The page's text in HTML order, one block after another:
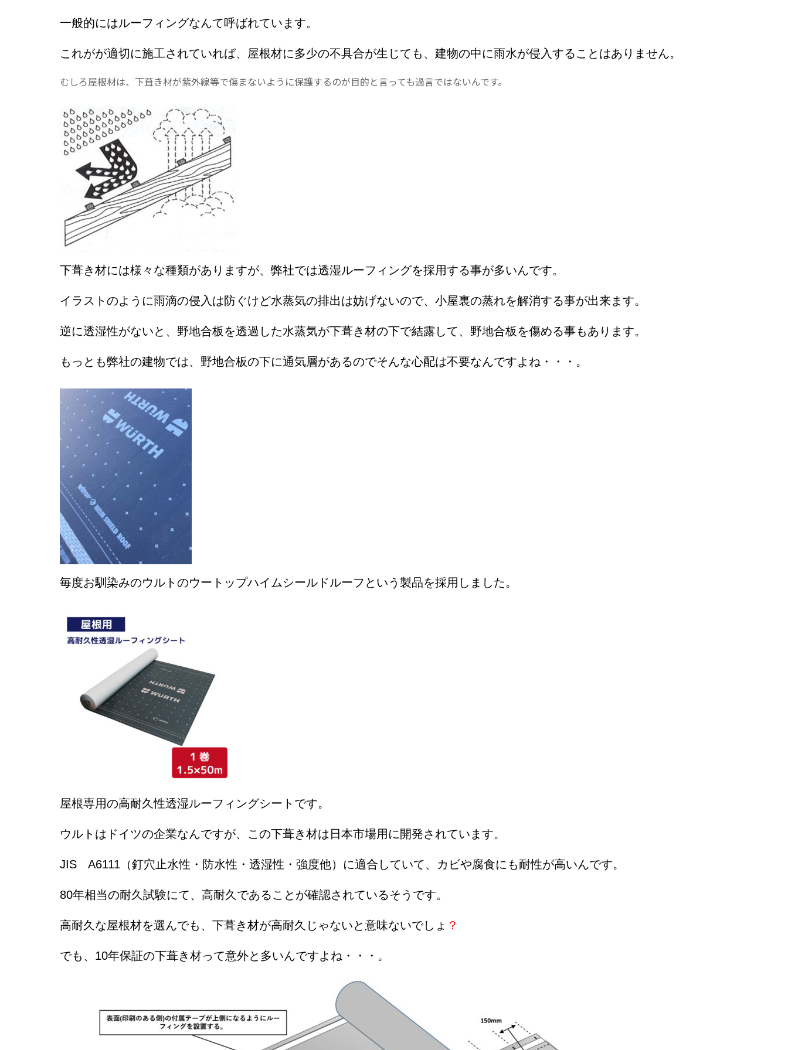
一般的にはルーフィングなんて呼ばれています。
これがが適切に施工されていれば、屋根材に多少の不具合が生じても、建物の中に雨水が侵入することはありません。
むしろ屋根材は、下葺き材が紫外線等で傷まないように保護するのが目的と言っても過言ではないんです。
下葺き材には様々な種類がありますが、弊社では透湿ルーフィングを採用する事が多いんです。
イラストのように雨滴の侵入は防ぐけど水蒸気の排出は妨げないので、小屋裏の蒸れを解消する事が出来ます。
逆に透湿性がないと、野地合板を透過した水蒸気が下葺き材の下で結露して、野地合板を傷める事もあります。
もっとも弊社の建物では、野地合板の下に通気層があるのでそんな心配は不要なんですよね・・・。
毎度お馴染みのウルトのウートップハイムシールドルーフという製品を採用しました。
屋根専用の高耐久性透湿ルーフィングシートです。
ウルトはドイツの企業なんですが、この下葺き材は日本市場用に開発されています。
JIS A6111（釘穴止水性・防水性・透湿性・強度他）に適合していて、カビや腐食にも耐性が高いんです。
80年相当の耐久試験にて、高耐久であることが確認されているそうです。
高耐久な屋根材を選んでも、下葺き材が高耐久じゃないと意味ないでしょ ？
でも、10年保証の下葺き材って意外と多いんですよね・・・。